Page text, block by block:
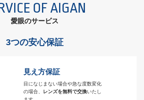
OF AIGAN
愛眼のサービス
3つの安心保証
見え方保証
目になじまない場合や急な度数変化
の場合、
レンズを無料で交換いたし